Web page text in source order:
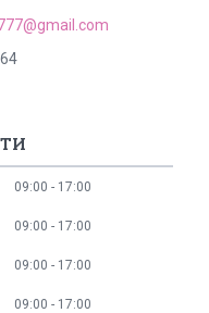
09:00 17:00
09:00 17:00
09:00 17:00
09:00 17:00